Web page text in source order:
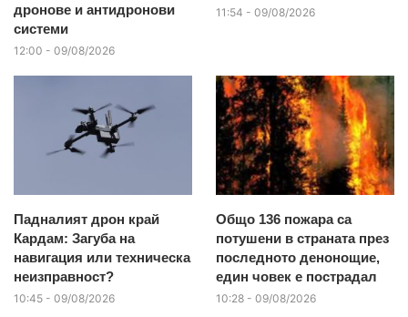
дронове и антидронови
системи
12:00 - 09/08/2026
11:54 - 09/08/2026
Падналият дрон край
Кардам: Загуба на
навигация или техническа
неизправност?
10:45 - 09/08/2026
Общо 136 пожара са
потушени в страната през
последното денонощие,
един човек е пострадал
10:28 - 09/08/2026